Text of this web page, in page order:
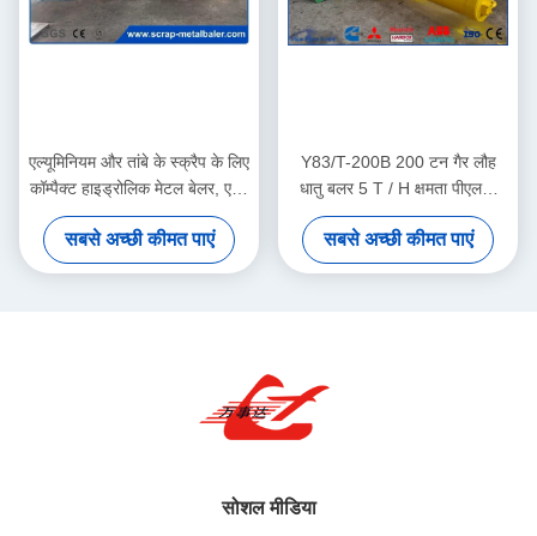
एल्यूमिनियम और तांबे के स्क्रैप के लिए
कॉम्पैक्ट हाइड्रोलिक मेटल बेलर, एयर
ऑयल कूलर के साथ 160 टन बल
सबसे अच्छी कीमत पाएं
Y83/T-200B 200 टन गैर लौह
धातु बलर 5 T / H क्षमता पीएलसी
स्वचालित नियंत्रण
सबसे अच्छी कीमत पाएं
सोशल मीडिया